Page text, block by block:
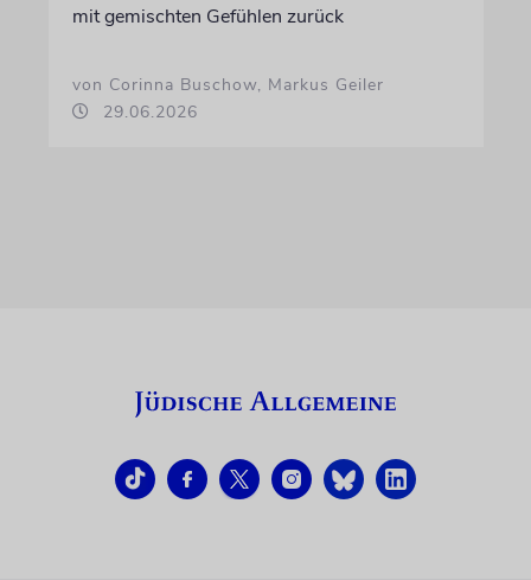
mit gemischten Gefühlen zurück
von Corinna Buschow, Markus Geiler
29.06.2026